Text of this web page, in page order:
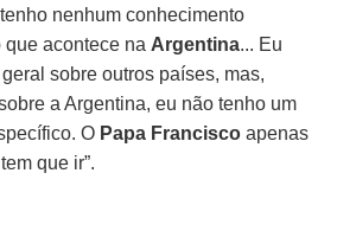
nenhum conhecimento
acontece na Argentina... Eu
sobre outros países, mas,
a Argentina, eu não tenho um
O Papa Francisco apenas
que ir”.